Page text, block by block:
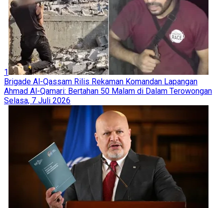
1
Brigade Al-Qassam Rilis Rekaman Komandan Lapangan
Ahmad Al-Qamari: Bertahan 50 Malam di Dalam Terowongan
Selasa, 7 Juli 2026